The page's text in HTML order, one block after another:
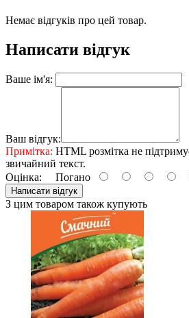
Немає відгуків про цей товар.
Написати відгук
Ваше ім'я:
Ваш відгук:
Примітка: HTML розмітка не
звичайний текст.
Оцінка: Погано
Написати відгук
З цим товаром також купують